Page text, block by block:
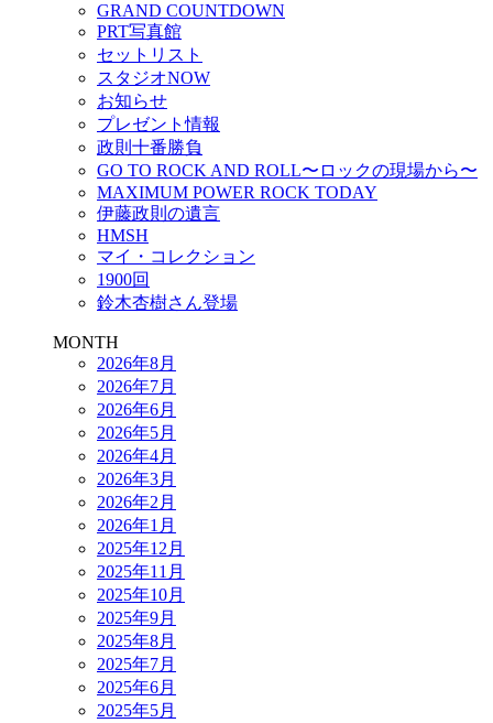
GRAND COUNTDOWN
PRT写真館
セットリスト
スタジオNOW
お知らせ
プレゼント情報
政則十番勝負
GO TO ROCK AND ROLL〜ロックの現場から〜
MAXIMUM POWER ROCK TODAY
伊藤政則の遺言
HMSH
マイ・コレクション
1900回
鈴木杏樹さん登場
MONTH
2026年8月
2026年7月
2026年6月
2026年5月
2026年4月
2026年3月
2026年2月
2026年1月
2025年12月
2025年11月
2025年10月
2025年9月
2025年8月
2025年7月
2025年6月
2025年5月